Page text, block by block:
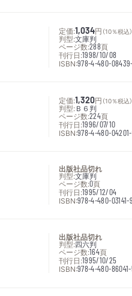
定価:1,034円 （10％税込）
判型:文庫判
ページ数:288頁
刊行日:1998/10/08
ISBN:978-4-480-
定価:1,320円 （10％税込）
判型: Ｂ６判
ページ数:224頁
刊行日:1996/07/10
ISBN:978-4-480-
出版社品切れ
判型:文庫判
ページ数:0頁
刊行日:1995/12/04
ISBN:978-4-480-03141-9
出版社品切れ
判型:四六判
ページ数:164頁
刊行日:1995/10/25
ISBN:978-4-480-